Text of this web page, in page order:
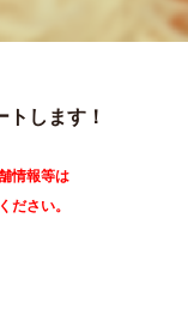
します！
情報等は
ださい。